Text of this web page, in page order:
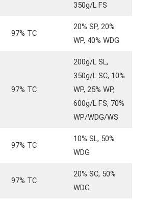
350g/L FS
97% TC
20% SP, 20%
WP, 40% WDG
97% TC
200g/L SL,
350g/L SC, 10%
WP, 25% WP,
600g/L FS, 70%
WP/WDG/WS
97% TC
10% SL, 50%
WDG
97% TC
20% SC, 50%
WDG